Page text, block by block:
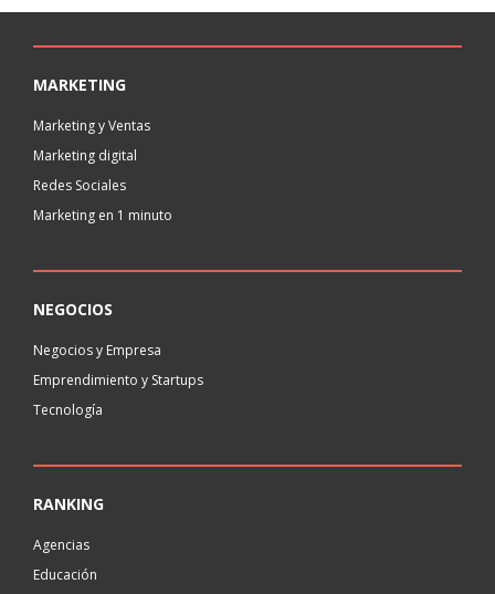
MARKETING
Marketing y Ventas
Marketing digital
Redes Sociales
Marketing en 1 minuto
NEGOCIOS
Negocios y Empresa
Emprendimiento y Startups
Tecnología
RANKING
Agencias
Educación